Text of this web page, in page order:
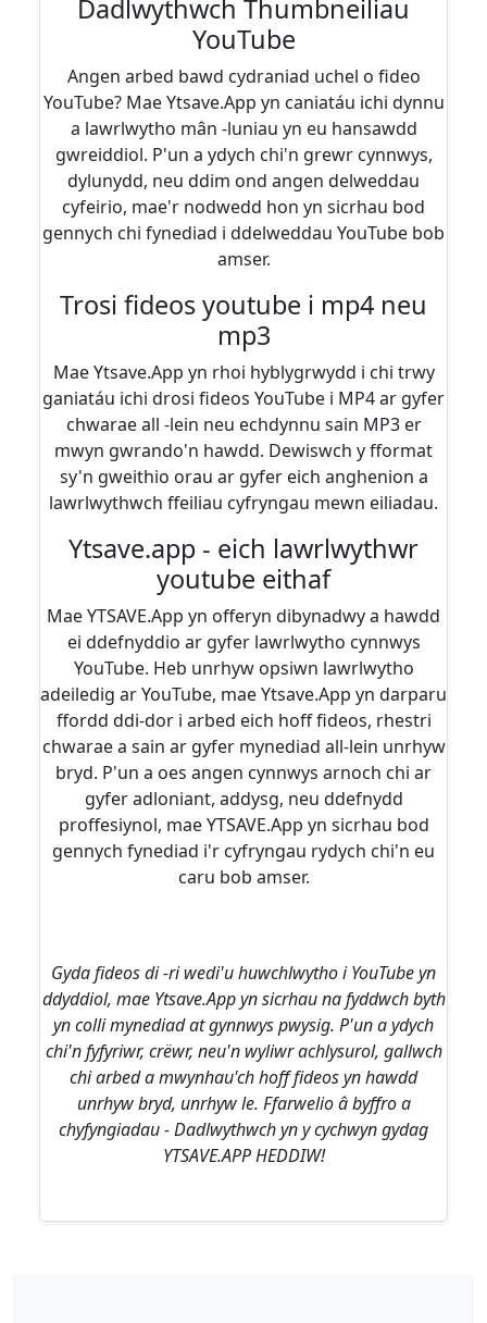
Dadlwythwch Thumbneiliau
YouTube
Angen arbed bawd cydraniad uchel o fideo
YouTube? Mae Ytsave.App yn caniatáu ichi dynnu
a lawrlwytho mân -luniau yn eu hansawdd
gwreiddiol. P'un a ydych chi'n grewr cynnwys,
dylunydd, neu ddim ond angen delweddau
cyfeirio, mae'r nodwedd hon yn sicrhau bod
gennych chi fynediad i ddelweddau YouTube bob
amser.
Trosi fideos youtube i mp4 neu
mp3
Mae Ytsave.App yn rhoi hyblygrwydd i chi trwy
ganiatáu ichi drosi fideos YouTube i MP4 ar gyfer
chwarae all -lein neu echdynnu sain MP3 er
mwyn gwrando'n hawdd. Dewiswch y fformat
sy'n gweithio orau ar gyfer eich anghenion a
lawrlwythwch ffeiliau cyfryngau mewn eiliadau.
Ytsave.app - eich lawrlwythwr
youtube eithaf
Mae YTSAVE.App yn offeryn dibynadwy a hawdd
ei ddefnyddio ar gyfer lawrlwytho cynnwys
YouTube. Heb unrhyw opsiwn lawrlwytho
adeiledig ar YouTube, mae Ytsave.App yn darparu
ffordd ddi-dor i arbed eich hoff fideos, rhestri
chwarae a sain ar gyfer mynediad all-lein unrhyw
bryd. P'un a oes angen cynnwys arnoch chi ar
gyfer adloniant, addysg, neu ddefnydd
proffesiynol, mae YTSAVE.App yn sicrhau bod
gennych fynediad i'r cyfryngau rydych chi'n eu
caru bob amser.
Gyda fideos di -ri wedi'u huwchlwytho i YouTube yn
ddyddiol, mae Ytsave.App yn sicrhau na fyddwch byth
yn colli mynediad at gynnwys pwysig. P'un a ydych
chi'n fyfyriwr, crëwr, neu'n wyliwr achlysurol, gallwch
chi arbed a mwynhau'ch hoff fideos yn hawdd
unrhyw bryd, unrhyw le. Ffarwelio â byffro a
chyfyngiadau - Dadlwythwch yn y cychwyn gydag
YTSAVE.APP HEDDIW!